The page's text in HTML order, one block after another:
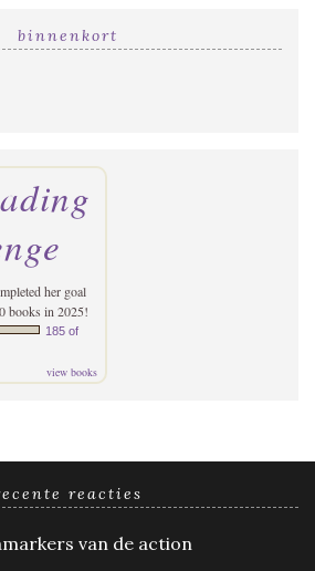
binnenkort
her goal
books in 2025!
185 of
view books
reacties
van de action